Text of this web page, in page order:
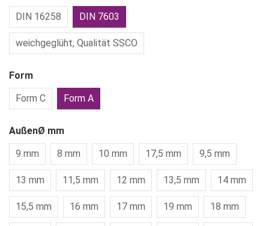
DIN 16258
DIN 7603
weichgeglüht, Qualität SSCO
Form
Form C
Form A
AußenØ mm
9 mm
8 mm 10 mm 17,5 mm 9,5 mm
13 mm 11,5 mm 12 mm 13,5 mm 14 mm
15,5 mm 16 mm 17 mm 19 mm 18 mm